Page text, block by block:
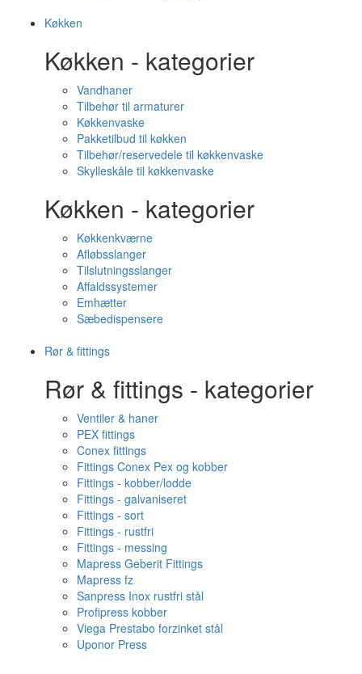
Køkken
Køkken - kategorier
Vandhaner
Tilbehør til armaturer
Køkkenvaske
Pakketilbud til køkken
Tilbehør/reservedele til køkkenvaske
Skylleskåle til køkkenvaske
Køkken - kategorier
Køkkenkværne
Afløbsslanger
Tilslutningsslanger
Affaldssystemer
Emhætter
Sæbedispensere
Rør & fittings
Rør & fittings - kategorier
Ventiler & haner
PEX fittings
Conex fittings
Fittings Conex Pex og kobber
Fittings - kobber/lodde
Fittings - galvaniseret
Fittings - sort
Fittings - rustfri
Fittings - messing
Mapress Geberit Fittings
Mapress fz
Sanpress Inox rustfri stål
Profipress kobber
Viega Prestabo forzinket stål
Uponor Press